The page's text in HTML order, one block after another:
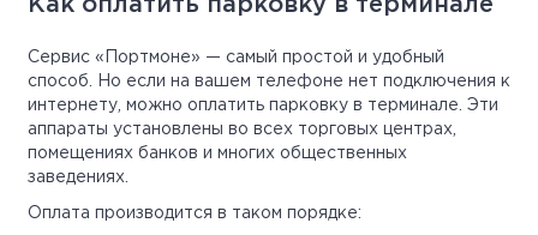
Как оплатить парковку в терминале
Сервис «Портмоне» — самый простой и удобный
способ. Но если на вашем телефоне нет подключения к
интернету, можно оплатить парковку в терминале. Эти
аппараты установлены во всех торговых центрах,
помещениях банков и многих общественных
заведениях.
Оплата производится в таком порядке: